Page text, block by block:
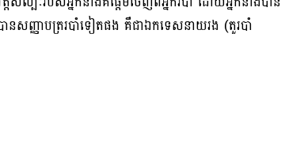
សញ្ញាបត្ររបាំទៀតផង គឺជាឯកទេសនាយរង (តួរបាំ